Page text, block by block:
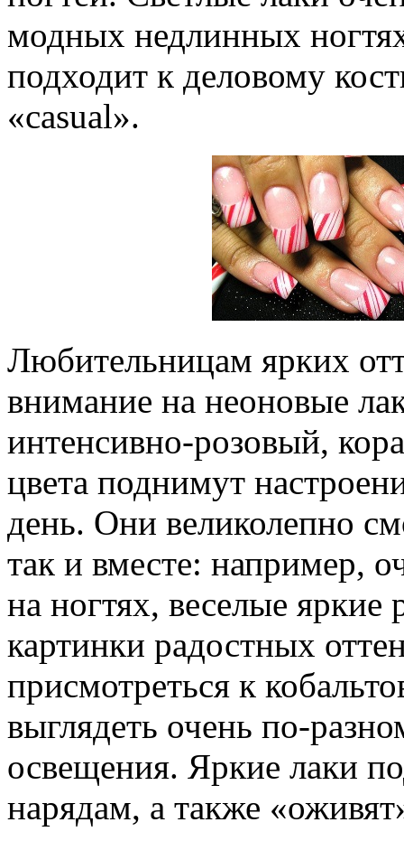
модных недлинных
подходит к деловому
«casual».
Любительницам ярких
внимание на неоновые
интенсивно-розовый,
цвета поднимут
день. Они великолепно
так и вместе: например,
на ногтях, веселые яркие
картинки радостных
присмотреться к
выглядеть очень по-
освещения. Яркие лаки
нарядам, а также